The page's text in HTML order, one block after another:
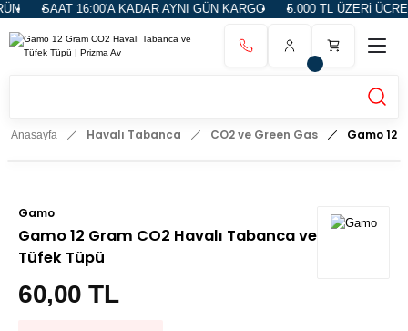
16:00'A KADAR AYNI GÜN KARGO 5.000 TL ÜZERİ ÜCRETSİZ
Anasayfa Havalı Tabanca CO2 ve Green Gas Gamo 12
Gamo
Gamo 12 Gram CO2 Havalı Tabanca ve
Tüfek Tüpü
60,00 TL